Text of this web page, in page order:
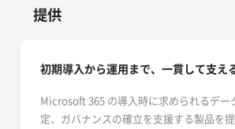
提供
初期導入から運用まで、一貫して支え
Microsoft 365 の導入時に求められるデー
定、ガバナンスの確立を支援する製品を